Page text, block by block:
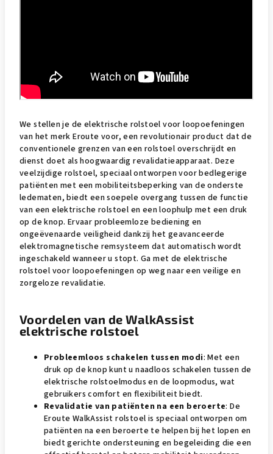
We stellen je de elektrische rolstoel voor loopoefeningen
van het merk Eroute voor, een revolutionair product dat de
conventionele grenzen van een rolstoel overschrijdt en
dienst doet als hoogwaardig revalidatieapparaat. Deze
veelzijdige rolstoel, speciaal ontworpen voor bedlegerige
patiënten met een mobiliteitsbeperking van de onderste
ledematen, biedt een soepele overgang tussen de functie
van een elektrische rolstoel en een loophulp met een druk
op de knop. Ervaar probleemloze bediening en
ongeëvenaarde veiligheid dankzij het geavanceerde
elektromagnetische remsysteem dat automatisch wordt
ingeschakeld wanneer u stopt. Ga met de elektrische
rolstoel voor loopoefeningen op weg naar een veilige en
zorgeloze revalidatie.
Voordelen van de WalkAssist
elektrische rolstoel
Probleemloos schakelen tussen modi: Met een
druk op de knop kunt u naadloos schakelen tussen de
elektrische rolstoelmodus en de loopmodus, wat
gebruikers comfort en flexibiliteit biedt.
Revalidatie van patiënten na een beroerte: De
Eroute WalkAssist rolstoel is speciaal ontworpen om
patiënten na een beroerte te helpen bij het lopen en
biedt gerichte ondersteuning en begeleiding die een